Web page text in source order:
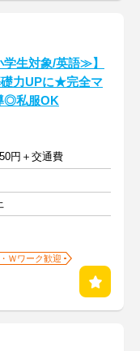
学生対象/英語≫】
力UPに★完全マ
◎私服OK
円＋交通費
Ｗワーク歓迎